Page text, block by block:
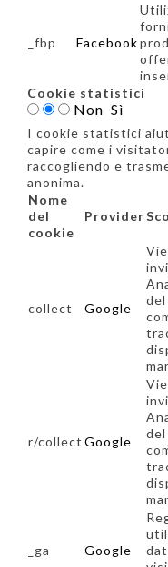
_fbp Facebook
Cookie statistici
Non Sì
I cookie statistici
capire come i
raccogliendo e
anonima.
Nome
del
cookie
Provider
collect Google
r/collect Google
_ga Google